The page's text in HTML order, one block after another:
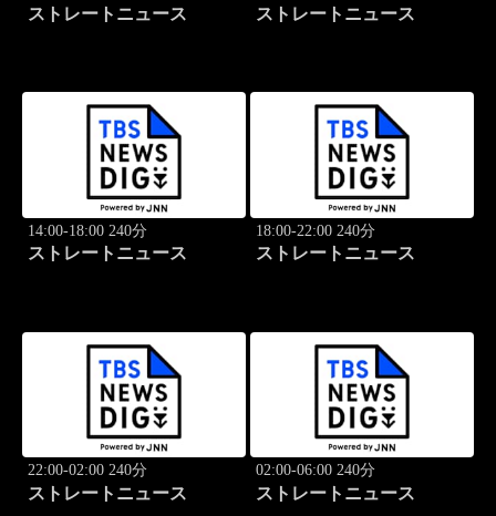
ストレートニュース ストレートニュース
14:00-18:00 240分
ストレートニュース
18:00-22:00 240分
ストレートニュース
22:00-02:00 240分
ストレートニュース
02:00-06:00 240分
ストレートニュース